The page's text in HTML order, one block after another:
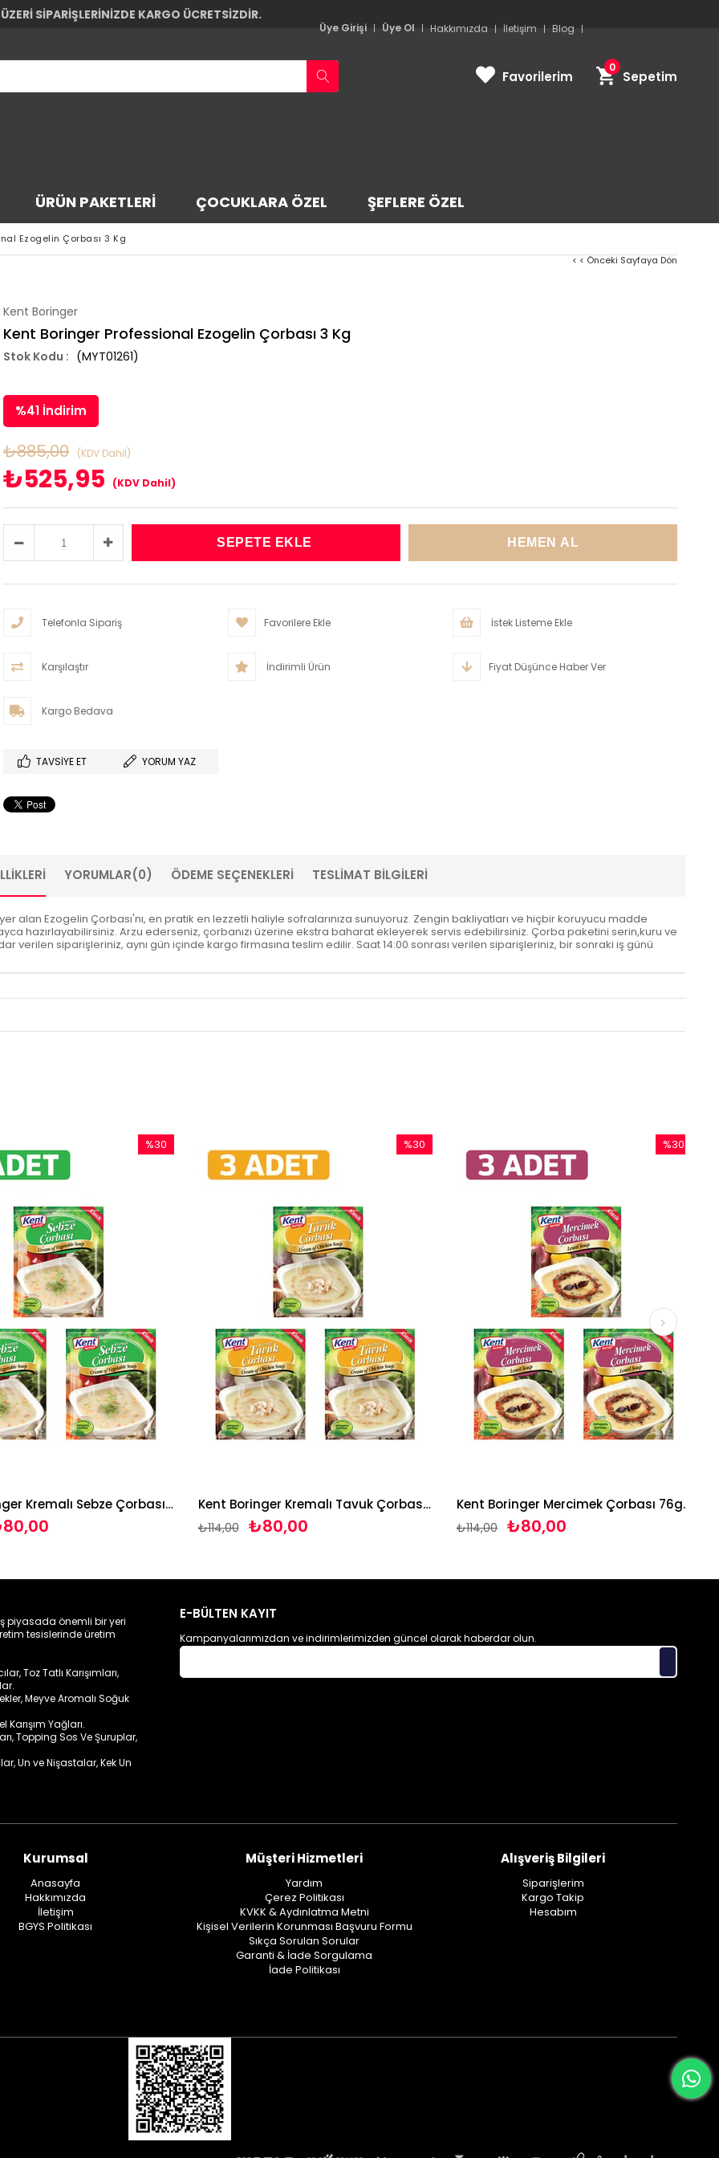
SİPARİŞLERİNİZDE KARGO ÜCRETSİZDİR.
Hakkımızda İletişim Blog
Üye Girişi Üye Ol
Sepetim
0
ÜRÜN PAKETLERI ÇOCUKLARA ÖZEL ŞEFLERE ÖZEL
Favorilerim
Ezogelin Çorbası 3 Kg
< < Önceki Sayfaya Dön
Kent Boringer
Kent Boringer Professional Ezogelin Çorbası 3 Kg
(MYT01261)
%41 İndirim
₺885,00 (KDV Dahil)
₺525,95 (KDV Dahil)
Telefonla Sipariş Favorilere Ekle İstek Listeme Ekle
Karşılaştır İndirimli Ürün Fiyat Düşünce Haber Ver
Kargo Bedava
TAVSIYE ET YORUM YAZ
YORUMLAR(0) ÖDEME SEÇENEKLERI TESLIMAT BILGILERI
alan Ezogelin Çorbası'nı, en pratik en lezzetli haliyle sofralarınıza sunuyoruz. Zengin bakliyatları ve hiçbir koruyucu madde
hazırlayabilirsiniz. Arzu ederseniz, çorbanızı üzerine ekstra baharat ekleyerek servis edebilirsiniz. Çorba paketini serin,kuru ve
verilen siparişleriniz, aynı gün içinde kargo firmasına teslim edilir. Saat 14:00 sonrası verilen siparişleriniz, bir sonraki iş günü
Kent Boringer Kremalı Sebze Çorbası 65g*3 adet
%30
Kent Boringer Kremalı Tavuk Çorbası 65g*3 adet
₺80,00
₺114,00
%30
Kent Boringer Mercimek Çorbası 76g*3 adet
₺80,00
₺114,00
%30
piyasada önemli bir yeri
tesislerinde üretim
Toz Tatlı Karışımları,
Meyve Aromalı Soğuk
Karışım Yağları.
Topping Sos Ve Şuruplar,
Un ve Nişastalar, Kek Un
E-BÜLTEN KAYIT
Kampanyalarımızdan ve indirimlerimizden güncel olarak haberdar olun.
Kurumsal
Anasayfa
Hakkımızda
İletişim
BGYS Politikası
Müşteri Hizmetleri
Yardım
Çerez Politikası
KVKK & Aydınlatma Metni
Kişisel Verilerin Korunması Başvuru Formu
Sıkça Sorulan Sorular
Garanti & İade Sorgulama
İade Politikası
Alışveriş Bilgileri
Siparişlerim
Kargo Takip
Hesabım